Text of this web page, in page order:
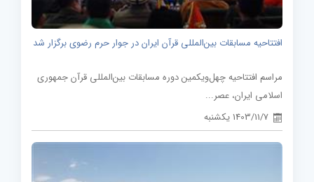
افتتاحیه مسابقات بین‌المللی قرآن ایران در جوار حرم رضوی برگزار شد
مراسم افتتاحیه چهل‌ویکمین دوره مسابقات بین‌المللی قرآن جمهوری
اسلامی ایران، عصر...
1403/11/7 یکشنبه